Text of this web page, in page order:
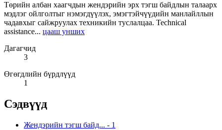
Төрийн албан хаагчдын жендэрийн эрх тэгш байдлын талаарх
мэдлэг ойлголтыг нэмэгдүүлэх, эмэгтэйчүүдийн манлайллын
чадавхыг сайжруулах техникийн туслалцаа. Technical
assistance... цааш унших
Дагагчид
3
Өгөгдлийн бүрдлүүд
1
Сэдвүүд
Жендэрийн тэгш байд... - 1